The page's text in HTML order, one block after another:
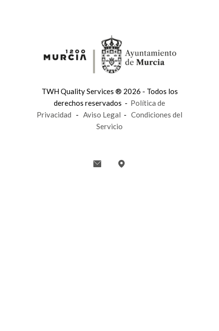
TWH Quality Services ® 2026 - Todos los
derechos reservados - Política de
Privacidad - Aviso Legal - Condiciones del
Servicio